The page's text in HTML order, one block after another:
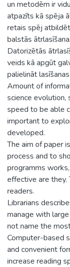
un metodēm ir
atpazīts kā spēja
retais spēj
balstās ātrlasīšana.
Datorizētās
veids kā apgūt
palielināt
Amount of
science evolution,
speed to be able
important to
developed.
The aim of paper
process and to
programms
effective are they.
readers.
Librarians
manage with
not name the
Computer-based
and convenient
increase reading